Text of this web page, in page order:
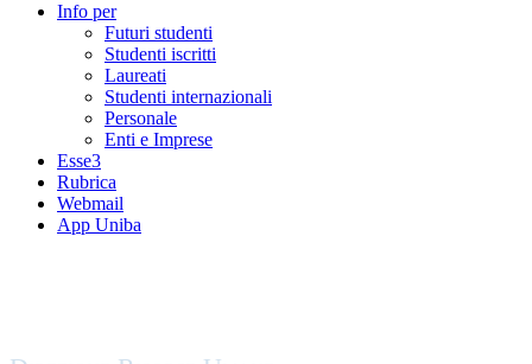
Info per
Futuri studenti
Studenti iscritti
Laureati
Studenti internazionali
Personale
Enti e Imprese
Esse3
Rubrica
Webmail
App Uniba